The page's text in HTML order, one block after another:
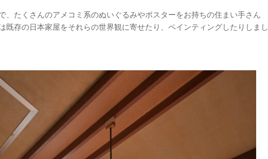
、たくさんのアメコミ系のぬいぐるみやポスターをお持ちの住まい手さん
既存の日本家屋をそれらの世界観に寄せたり、ペインティングしたりしまし